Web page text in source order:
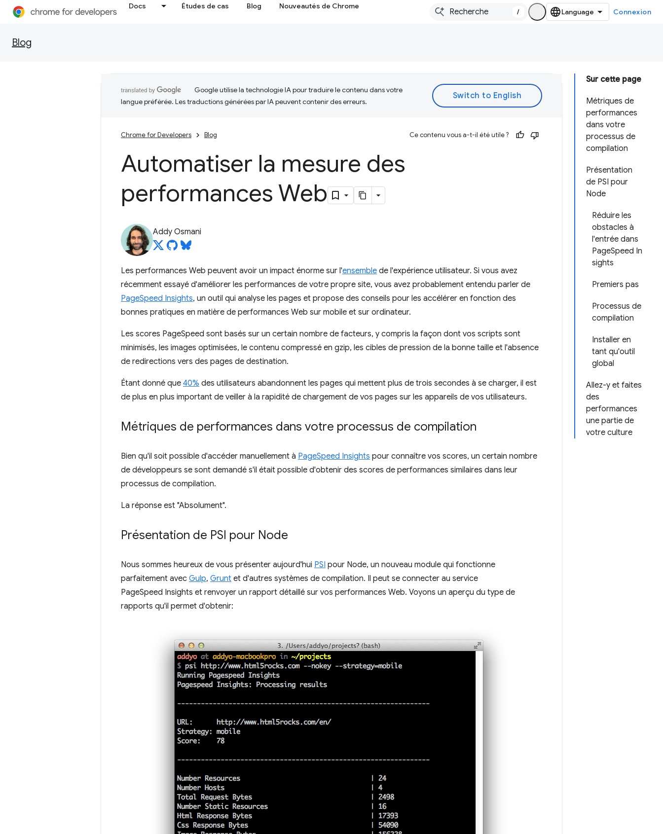
Docs Études de cas Blog Nouveautés de Chrome
/ Connexion
Blog
Sur cette page
Métriques de
performances
dans votre
processus de
compilation
Présentation
de PSI pour
Node
Réduire les
obstacles à
l'entrée dans
PageSpeed In
sights
Premiers pas
Processus de
compilation
Installer en
tant qu'outil
global
Allez-y et faites
des
performances
une partie de
votre culture
Google utilise la technologie IA pour traduire le contenu dans votre
langue préférée. Les traductions générées par IA peuvent contenir des erreurs.
Chrome for Developers Blog Ce contenu vous a-t-il été utile ?
Automatiser la mesure des
performances Web
Addy Osmani
Les performances Web peuvent avoir un impact énorme sur l'ensemble de l'expérience utilisateur. Si vous avez
récemment essayé d'améliorer les performances de votre propre site, vous avez probablement entendu parler de
PageSpeed Insights, un outil qui analyse les pages et propose des conseils pour les accélérer en fonction des
bonnes pratiques en matière de performances Web sur mobile et sur ordinateur.
Les scores PageSpeed sont basés sur un certain nombre de facteurs, y compris la façon dont vos scripts sont
minimisés, les images optimisées, le contenu compressé en gzip, les cibles de pression de la bonne taille et l'absence
de redirections vers des pages de destination.
Étant donné que 40% des utilisateurs abandonnent les pages qui mettent plus de trois secondes à se charger, il est
de plus en plus important de veiller à la rapidité de chargement de vos pages sur les appareils de vos utilisateurs.
Métriques de performances dans votre processus de compilation
Bien qu'il soit possible d'accéder manuellement à PageSpeed Insights pour connaître vos scores, un certain nombre
de développeurs se sont demandé s'il était possible d'obtenir des scores de performances similaires dans leur
processus de compilation.
La réponse est "Absolument".
Présentation de PSI pour Node
Nous sommes heureux de vous présenter aujourd'hui PSI pour Node, un nouveau module qui fonctionne
parfaitement avec Gulp, Grunt et d'autres systèmes de compilation. Il peut se connecter au service
PageSpeed Insights et renvoyer un rapport détaillé sur vos performances Web. Voyons un aperçu du type de
rapports qu'il permet d'obtenir: